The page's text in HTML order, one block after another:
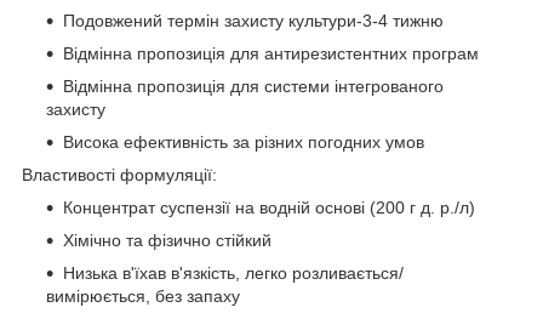
Подовжений термін захисту культури-3-4 тижню
Відмінна пропозиція для антирезистентних програм
Відмінна пропозиція для системи інтегрованого
захисту
Висока ефективність за різних погодних умов
Властивості формуляції:
Концентрат суспензії на водній основі (200 г д. р./л)
Хімічно та фізично стійкий
Низька в'їхав в'язкість, легко розливається/
вимірюється, без запаху